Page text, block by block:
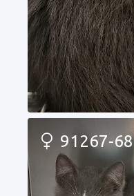
91267-68